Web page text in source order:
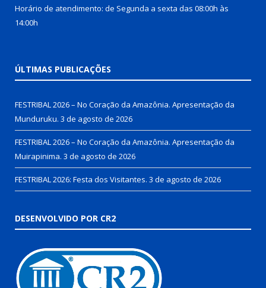
Horário de atendimento: de Segunda a sexta das 08:00h às
14:00h
ÚLTIMAS PUBLICAÇÕES
FESTRIBAL 2026 – No Coração da Amazônia. Apresentação da
Munduruku. 3 de agosto de 2026
FESTRIBAL 2026 – No Coração da Amazônia. Apresentação da
Muirapinima. 3 de agosto de 2026
FESTRIBAL 2026: Festa dos Visitantes. 3 de agosto de 2026
DESENVOLVIDO POR CR2